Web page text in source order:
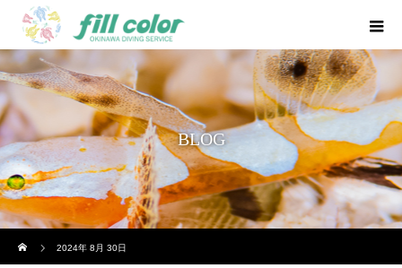
BLOG
2024年 8月 30日